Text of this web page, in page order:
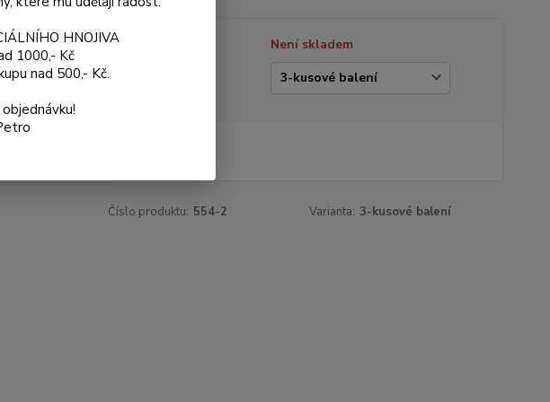
Není skladem
Číslo produktu: 554-2 Varianta: 3-kusové balení
HNOJIVA
1000,- Kč
nad 500,- Kč.